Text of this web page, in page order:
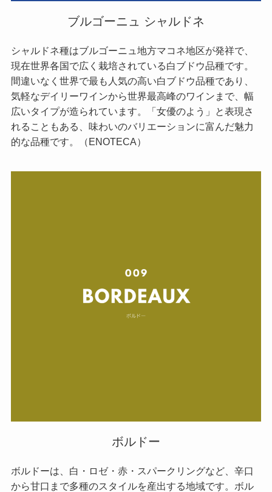
ブルゴーニュ シャルドネ
シャルドネ種はブルゴーニュ地方マコネ地区が発祥で、
現在世界各国で広く栽培されている白ブドウ品種です。
間違いなく世界で最も人気の高い白ブドウ品種であり、
気軽なデイリーワインから世界最高峰のワインまで、幅
広いタイプが造られています。「女優のよう」と表現さ
れることもある、味わいのバリエーションに富んだ魅力
的な品種です。（ENOTECA）
ボルドー
ボルドーは、白・ロゼ・赤・スパークリングなど、辛口
から甘口まで多種のスタイルを産出する地域です。ボル